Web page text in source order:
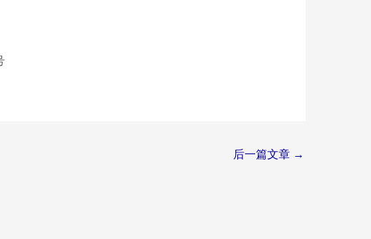
后一篇文章 →